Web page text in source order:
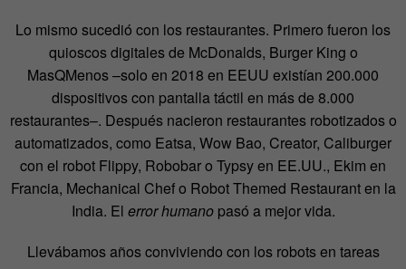
Lo mismo sucedió con los restaurantes. Primero fueron los
quioscos digitales de McDonalds, Burger King o
MasQMenos –solo en 2018 en EEUU existían 200.000
dispositivos con pantalla táctil en más de 8.000
restaurantes–. Después nacieron restaurantes robotizados o
automatizados, como Eatsa, Wow Bao, Creator, Caliburger
con el robot Flippy, Robobar o Typsy en EE.UU., Ekim en
Francia, Mechanical Chef o Robot Themed Restaurant en la
India. El error humanopasó a mejor vida.
Llevábamos años conviviendo con los robots en tareas